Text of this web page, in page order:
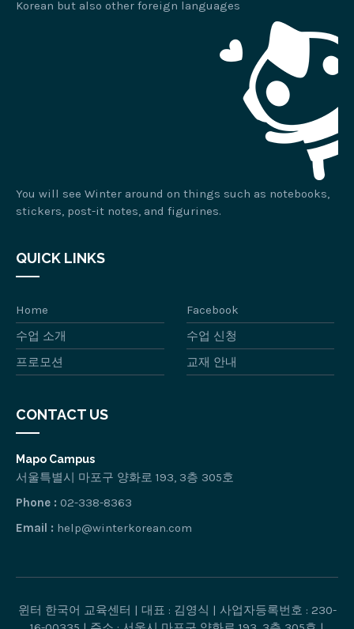
Korean but also other foreign languages
You will see Winter around on things such as notebooks,
stickers, post-it notes, and figurines.
QUICK LINKS
Home
Facebook
수업 소개
수업 신청
프로모션
교재 안내
CONTACT US
Mapo Campus
서울특별시 마포구 양화로 193, 3층 305호
Phone : 02-338-8363
Email : help@winterkorean.com
윈터 한국어 교육센터 | 대표 : 김영식 | 사업자등록번호 : 230-